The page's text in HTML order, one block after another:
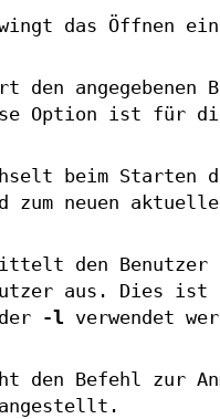
das Öffnen
den
Option ist für
beim Starten
zum neuen
den Benutzer
aus. Dies ist
-l verwendet
den Befehl zur